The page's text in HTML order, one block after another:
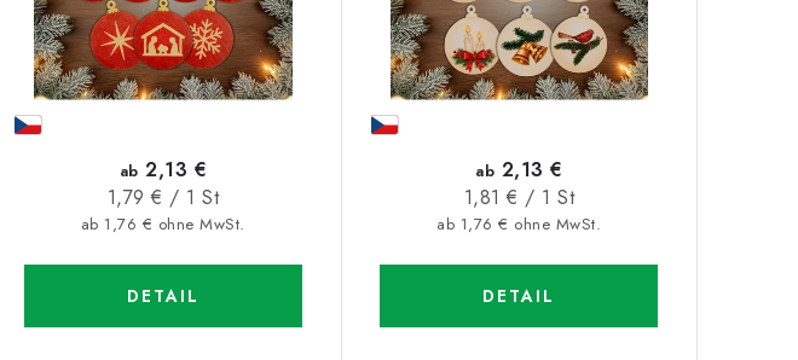
ab 1,76 € ohne MwSt.
ab 2,13 €
Verkaufspreis:
1,79 € / 1 St
DETAIL
ab 1,76 € ohne MwSt.
ab 2,13 €
Verkaufspreis:
1,81 € / 1 St
DETAIL